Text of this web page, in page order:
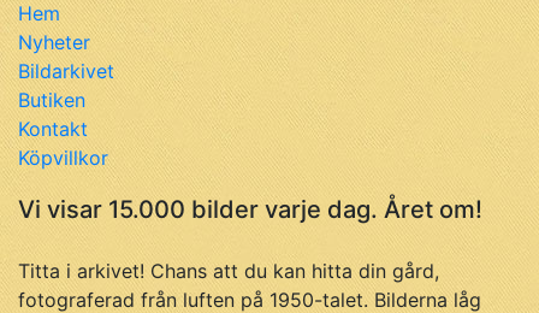
Hem
Nyheter
Bildarkivet
Butiken
Kontakt
Köpvillkor
Vi visar 15.000 bilder varje dag. Året om!
Titta i arkivet! Chans att du kan hitta din gård,
fotograferad från luften på 1950-talet. Bilderna låg